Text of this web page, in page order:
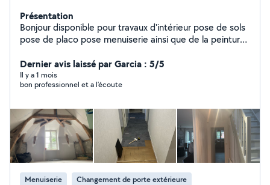
Présentation
Bonjour disponible pour travaux d'intérieur pose de sols
pose de placo pose menuiserie ainsi que de la peinture
Dernier avis laissé par Garcia : 5/5
Il y a 1 mois
bon professionnel et a l’écoute
Menuiserie Changement de porte extérieure